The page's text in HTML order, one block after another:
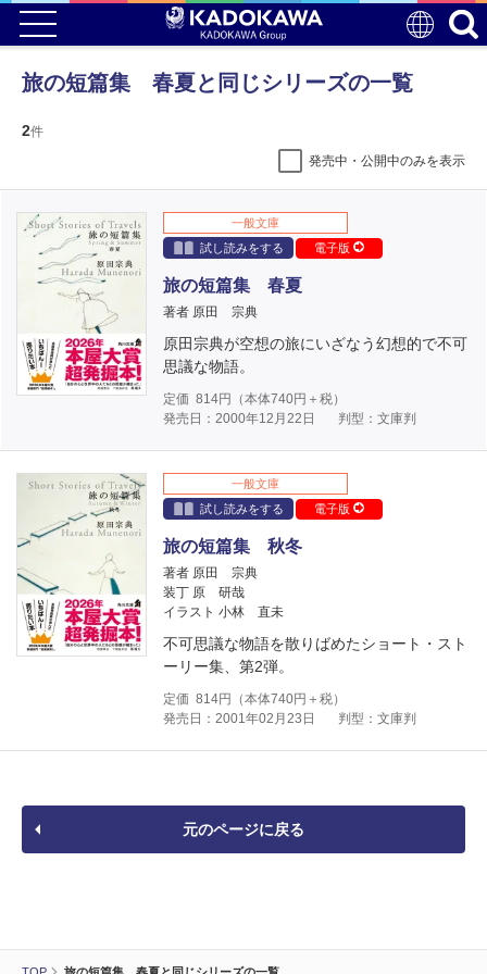
旅の短篇集 春夏と同じシリーズの一覧
2件
発売中・公開中のみを表示
一般文庫
試し読みをする
電子版
旅の短篇集 春夏
著者 原田 宗典
原田宗典が空想の旅にいざなう幻想的で不可
思議な物語。
定価 814円（本体740円＋税）
発売日：2000年12月22日
判型：文庫判
一般文庫
試し読みをする
電子版
旅の短篇集 秋冬
著者 原田 宗典
装丁 原 研哉
イラスト 小林 直未
不可思議な物語を散りばめたショート・スト
ーリー集、第2弾。
定価 814円（本体740円＋税）
発売日：2001年02月23日
判型：文庫判
元のページに戻る